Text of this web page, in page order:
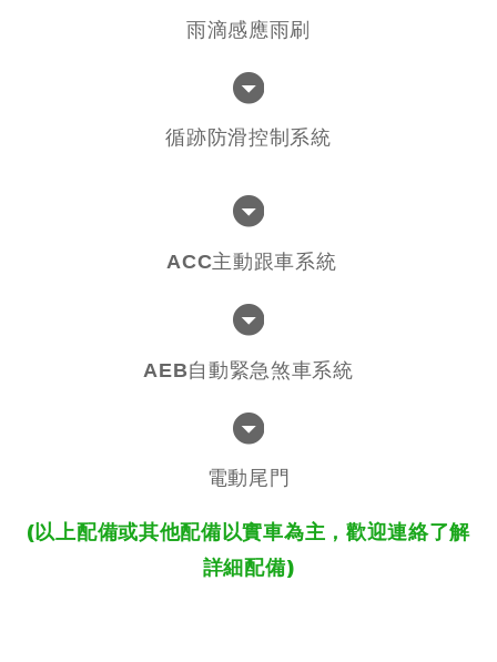
雨滴感應雨刷
循跡防滑控制系統
ACC主動跟車系統
AEB自動緊急煞車系統
電動尾門
(以上配備或其他配備以實車為主，歡迎連絡了解
詳細配備)